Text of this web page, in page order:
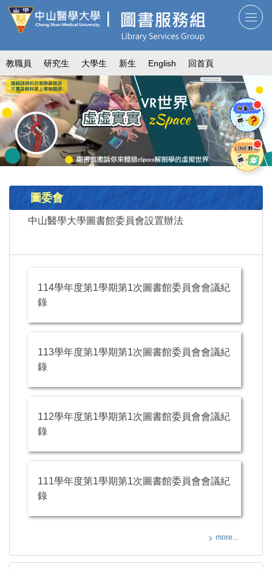
跳
到
要
內
容
區
教職員 研究生 大學生 新生 English 回首頁
圖委會
中山醫學大學圖書館委員會設置辦法
114學年度第1學期第1次圖書館委員會會議紀
錄
113學年度第1學期第1次圖書館委員會會議紀
錄
112學年度第1學期第1次圖書館委員會會議紀
錄
111學年度第1學期第1次圖書館委員會會議紀
錄
more...